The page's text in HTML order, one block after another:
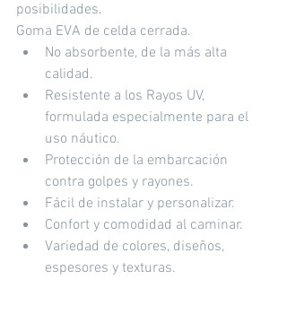
posibilidades.
Goma EVA de celda cerrada.
No absorbente, de la más alta
calidad.
Resistente a los Rayos UV,
formulada especialmente para el
uso náutico.
Protección de la embarcación
contra golpes y rayones.
Fácil de instalar y personalizar.
Confort y comodidad al caminar.
Variedad de colores, diseños,
espesores y texturas.